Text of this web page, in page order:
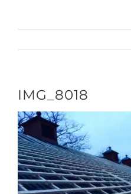
IMG_8018